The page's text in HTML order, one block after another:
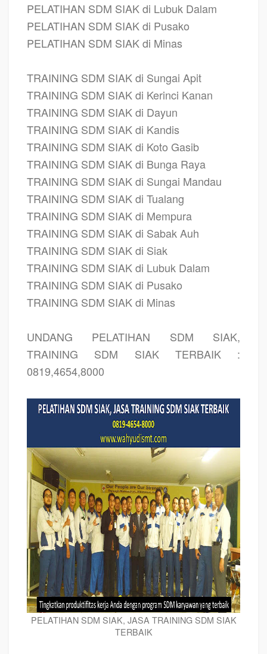
PELATIHAN SDM SIAK di Lubuk Dalam
PELATIHAN SDM SIAK di Pusako
PELATIHAN SDM SIAK di Minas
TRAINING SDM SIAK di Sungai Apit
TRAINING SDM SIAK di Kerinci Kanan
TRAINING SDM SIAK di Dayun
TRAINING SDM SIAK di Kandis
TRAINING SDM SIAK di Koto Gasib
TRAINING SDM SIAK di Bunga Raya
TRAINING SDM SIAK di Sungai Mandau
TRAINING SDM SIAK di Tualang
TRAINING SDM SIAK di Mempura
TRAINING SDM SIAK di Sabak Auh
TRAINING SDM SIAK di Siak
TRAINING SDM SIAK di Lubuk Dalam
TRAINING SDM SIAK di Pusako
TRAINING SDM SIAK di Minas
UNDANG PELATIHAN SDM SIAK,
TRAINING SDM SIAK TERBAIK :
0819,4654,8000
PELATIHAN SDM SIAK, JASA TRAINING SDM SIAK
TERBAIK